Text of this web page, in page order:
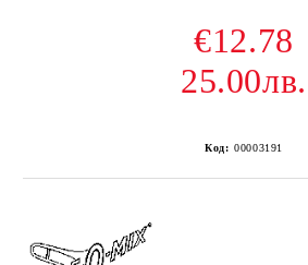
€12.78
25.00лв.
Код: 00003191